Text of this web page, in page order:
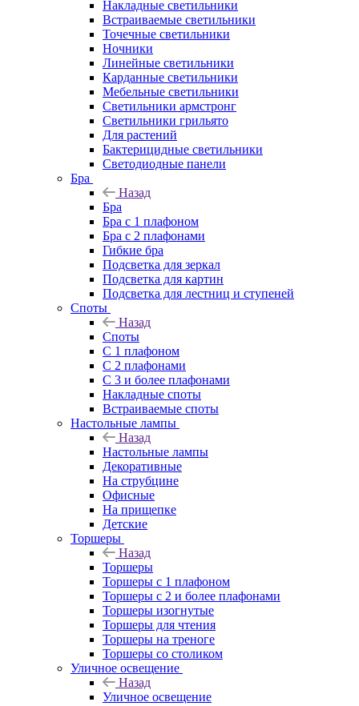
Накладные светильники
Встраиваемые светильники
Точечные светильники
Ночники
Линейные светильники
Карданные светильники
Мебельные светильники
Светильники армстронг
Светильники грильято
Для растений
Бактерицидные светильники
Светодиодные панели
Бра
Назад
Бра
Бра с 1 плафоном
Бра с 2 плафонами
Гибкие бра
Подсветка для зеркал
Подсветка для картин
Подсветка для лестниц и ступеней
Споты
Назад
Споты
С 1 плафоном
С 2 плафонами
С 3 и более плафонами
Накладные споты
Встраиваемые споты
Настольные лампы
Назад
Настольные лампы
Декоративные
На струбцине
Офисные
На прищепке
Детские
Торшеры
Назад
Торшеры
Торшеры с 1 плафоном
Торшеры с 2 и более плафонами
Торшеры изогнутые
Торшеры для чтения
Торшеры на треноге
Торшеры со столиком
Уличное освещение
Назад
Уличное освещение